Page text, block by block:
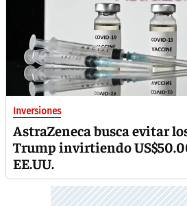
Inversiones
AstraZeneca busca evitar
Trump invirtiendo
EE.UU.